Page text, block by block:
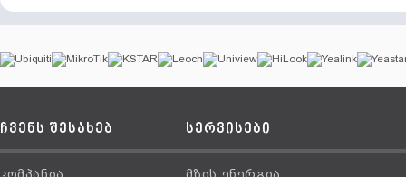
ჩვენს შესახებ
კომპანია
სერვისები
მზის ენერგია